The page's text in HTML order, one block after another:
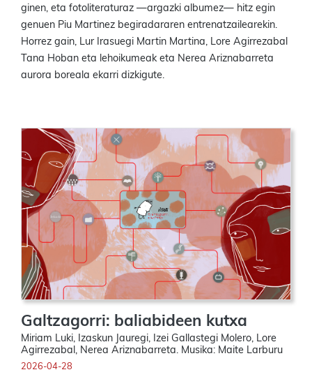
ginen, eta fotoliteraturaz —argazki albumez— hitz egin
genuen Piu Martinez begiradararen entrenatzailearekin.
Horrez gain, Lur Irasuegi Martin Martina, Lore Agirrezabal
Tana Hoban eta lehoikumeak eta Nerea Ariznabarreta
aurora boreala ekarri dizkigute.
Galtzagorri: baliabideen kutxa
Miriam Luki, Izaskun Jauregi, Izei Gallastegi Molero, Lore
Agirrezabal, Nerea Ariznabarreta. Musika: Maite Larburu
2026-04-28